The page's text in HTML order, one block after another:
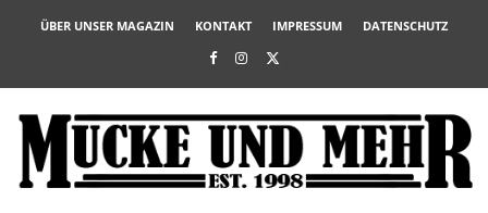
ÜBER UNSER MAGAZIN KONTAKT IMPRESSUM DATENSCHUTZ